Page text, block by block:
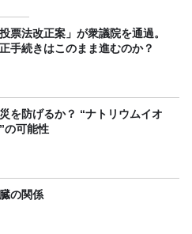
投票法改正案」が衆議院を通過。
手続きはこのまま進むのか？
を防げるか？ “ナトリウムイオ
の可能性
の関係